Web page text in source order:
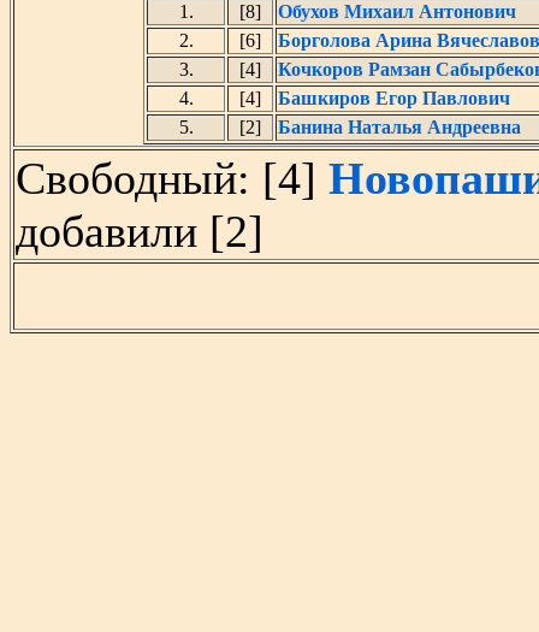
1.
[8]
Обухов Михаил Антонович
2.
[6]
Борголова Арина
3.
[4]
Кочкоров Рамзан
4.
[4]
Башкиров Егор Павлович
5.
[2] Банина Наталья Андреевна
Свободный: [4]
добавили [2]